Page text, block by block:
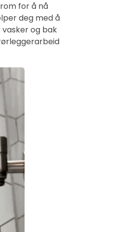
for å nå
deg med å
og bak